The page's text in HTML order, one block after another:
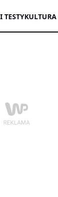
TESTYKULTURA